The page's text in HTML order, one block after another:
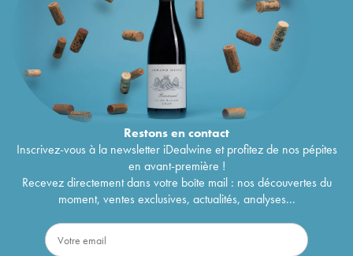
Restons encontact
Inscrivez-vous à la newsletter iDealwine et profitez de nos pépites
en avant-première !
Recevez directement dans votre boîte mail : nos découvertes du
moment, ventes exclusives, actualités, analyses...